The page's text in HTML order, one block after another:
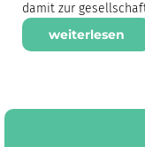
damit zur
weiterlesen